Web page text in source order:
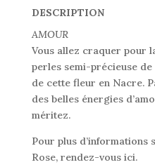
DESCRIPTION
AMOUR
Vous allez craquer pour
perles semi-précieuse
de cette fleur en Nacre.
des belles énergies
méritez.
Pour plus d’informations
Rose, rendez-vous ici.